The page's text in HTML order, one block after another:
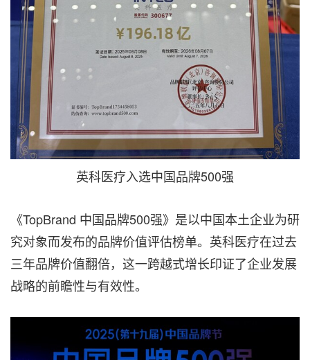
英科医疗入选中国品牌500强
《TopBrand 中国品牌500强》是以中国本土企业为研
究对象而发布的品牌价值评估榜单。英科医疗在过去
三年品牌价值翻倍，这一跨越式增长印证了企业发展
战略的前瞻性与有效性。